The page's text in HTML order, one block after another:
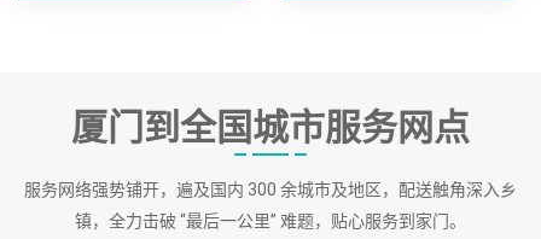
厦门到全国城市服务网点
服务网络强势铺开，遍及国内 300 余城市及地区，配送触角深入乡
镇，全力击破 “最后一公里” 难题，贴心服务到家门。